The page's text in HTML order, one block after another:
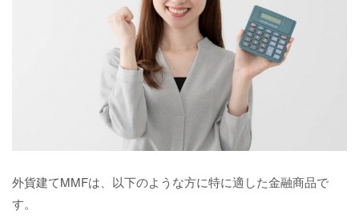
外貨建てMMFは、以下のような方に特に適した金融商品で
す。